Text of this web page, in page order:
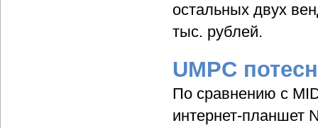
остальных двух
тыс. рублей.
UMPC
По сравнению с
интернет-планшет